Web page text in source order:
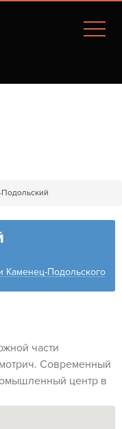
Каменец-Подольского
части
Современный
центр в